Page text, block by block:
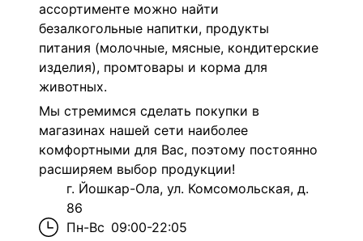
ассортименте можно найти
безалкогольные напитки, продукты
питания (молочные, мясные, кондитерские
изделия), промтовары и корма для
животных.
Мы стремимся сделать покупки в
магазинах нашей сети наиболее
комфортными для Вас, поэтому постоянно
расширяем выбор продукции!
г. Йошкар-Ола, ул. Комсомольская, д.
86
Пн-Вс 09:00-22:05